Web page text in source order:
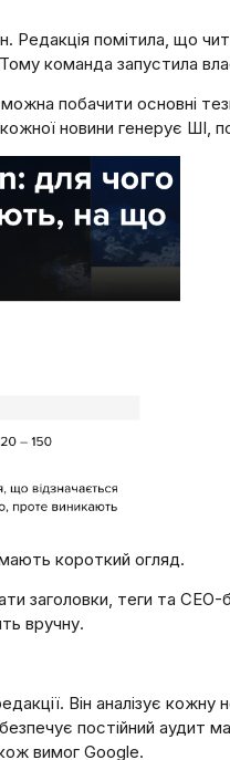
помітила, що
команда запустила
побачити основні
новини генерує ШІ,
мають короткий огляд.
заголовки, теги та
вручну.
Він аналізує кожну
постійний аудит
вимог Google.